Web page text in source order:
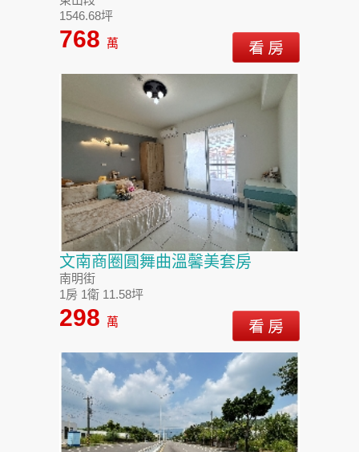
1546.68坪
768 萬
文南商圈圓舞曲溫馨美套房
南明街
1房 1衛 11.58坪
298 萬